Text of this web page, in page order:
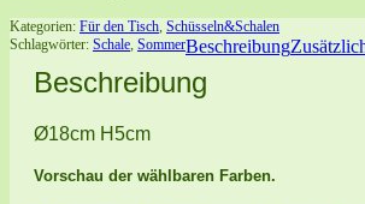
Kategorien: Für den Tisch, Schüsseln&Schalen
Schlagwörter: Schale, SommerBeschreibung
Beschreibung
Ø18cm H5cm
Vorschau der wählbaren Farben.